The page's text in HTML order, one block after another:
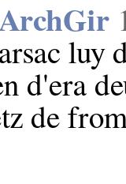
d'era
de